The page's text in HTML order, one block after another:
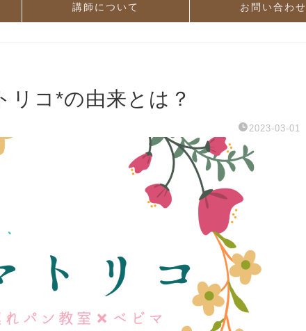
講師について お問い合わせ
リコ*の由来とは？
2023-03-01